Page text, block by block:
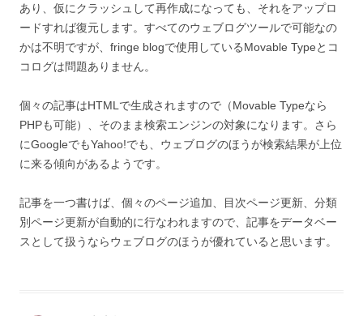
あり、仮にクラッシュして再作成になっても、それをアップロ
ードすれば復元します。すべてのウェブログツールで可能なの
かは不明ですが、fringe blogで使用しているMovable Typeとコ
コログは問題ありません。
個々の記事はHTMLで生成されますので（Movable Typeなら
PHPも可能）、そのまま検索エンジンの対象になります。さら
にGoogleでもYahoo!でも、ウェブログのほうが検索結果が上位
に来る傾向があるようです。
記事を一つ書けば、個々のページ追加、目次ページ更新、分類
別ページ更新が自動的に行なわれますので、記事をデータベー
スとして扱うならウェブログのほうが優れていると思います。